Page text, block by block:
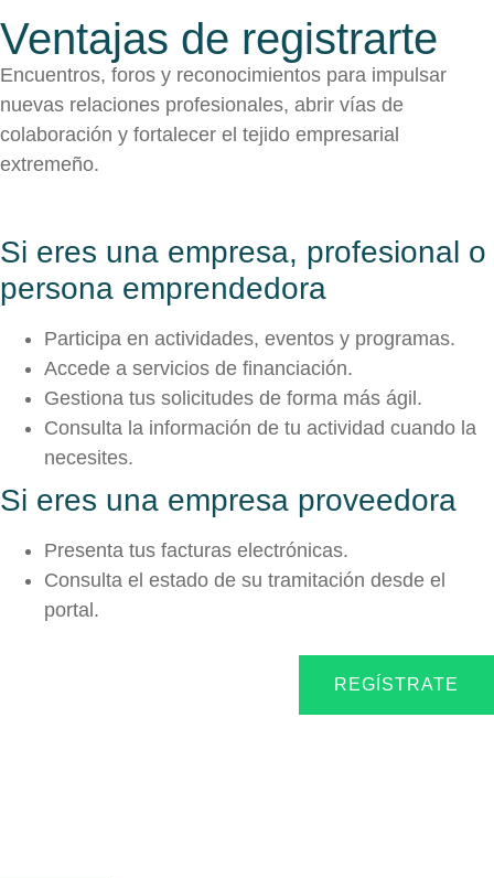
Ventajas de registrarte
Encuentros, foros y reconocimientos para impulsar
nuevas relaciones profesionales, abrir vías de
colaboración y fortalecer el tejido empresarial
extremeño.
Si eres una empresa, profesional o
persona emprendedora
Participa en actividades, eventos y programas.
Accede a servicios de financiación.
Gestiona tus solicitudes de forma más ágil.
Consulta la información de tu actividad cuando la
necesites.
Si eres una empresa proveedora
Presenta tus facturas electrónicas.
Consulta el estado de su tramitación desde el
portal.
REGÍSTRATE